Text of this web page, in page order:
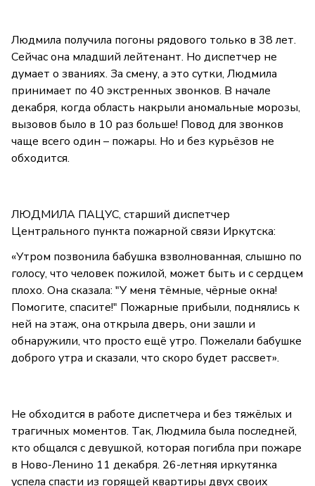
Людмила получила погоны рядового только в 38 лет.
Сейчас она младший лейтенант. Но диспетчер не
думает о званиях. За смену, а это сутки, Людмила
принимает по 40 экстренных звонков. В начале
декабря, когда область накрыли аномальные морозы,
вызовов было в 10 раз больше! Повод для звонков
чаще всего один – пожары. Но и без курьёзов не
обходится.
ЛЮДМИЛА ПАЦУС, старший диспетчер
Центрального пункта пожарной связи Иркутска:
«Утром позвонила бабушка взволнованная, слышно по
голосу, что человек пожилой, может быть и с сердцем
плохо. Она сказала: "У меня тёмные, чёрные окна!
Помогите, спасите!" Пожарные прибыли, поднялись к
ней на этаж, она открыла дверь, они зашли и
обнаружили, что просто ещё утро. Пожелали бабушке
доброго утра и сказали, что скоро будет рассвет».
Не обходится в работе диспетчера и без тяжёлых и
трагичных моментов. Так, Людмила была последней,
кто общался с девушкой, которая погибла при пожаре
в Ново-Ленино 11 декабря. 26-летняя иркутянка
успела спасти из горящей квартиры двух своих